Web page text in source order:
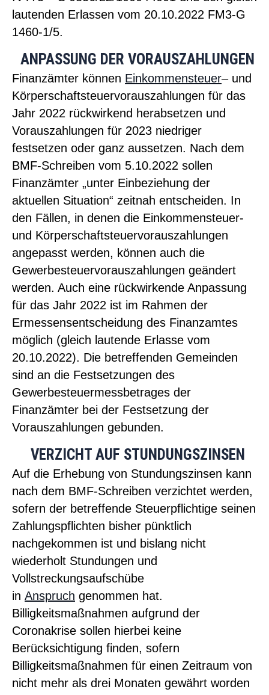
lautenden Erlassen vom 20.10.2022 FM3-G
1460-1/5.
ANPASSUNG DER VORAUSZAHLUNGEN
Finanzämter können Einkommensteuer– und
Körperschaftsteuervorauszahlungen für das
Jahr 2022 rückwirkend herabsetzen und
Vorauszahlungen für 2023 niedriger
festsetzen oder ganz aussetzen. Nach dem
BMF-Schreiben vom 5.10.2022 sollen
Finanzämter „unter Einbeziehung der
aktuellen Situation“ zeitnah entscheiden. In
den Fällen, in denen die Einkommensteuer-
und Körperschaftsteuervorauszahlungen
angepasst werden, können auch die
Gewerbesteuervorauszahlungen geändert
werden. Auch eine rückwirkende Anpassung
für das Jahr 2022 ist im Rahmen der
Ermessensentscheidung des Finanzamtes
möglich (gleich lautende Erlasse vom
20.10.2022). Die betreffenden Gemeinden
sind an die Festsetzungen des
Gewerbesteuermessbetrages der
Finanzämter bei der Festsetzung der
Vorauszahlungen gebunden.
VERZICHT AUF STUNDUNGSZINSEN
Auf die Erhebung von Stundungszinsen kann
nach dem BMF-Schreiben verzichtet werden,
sofern der betreffende Steuerpflichtige seinen
Zahlungspflichten bisher pünktlich
nachgekommen ist und bislang nicht
wiederholt Stundungen und
Vollstreckungsaufschübe
in Anspruch genommen hat.
Billigkeitsmaßnahmen aufgrund der
Coronakrise sollen hierbei keine
Berücksichtigung finden, sofern
Billigkeitsmaßnahmen für einen Zeitraum von
nicht mehr als drei Monaten gewährt worden